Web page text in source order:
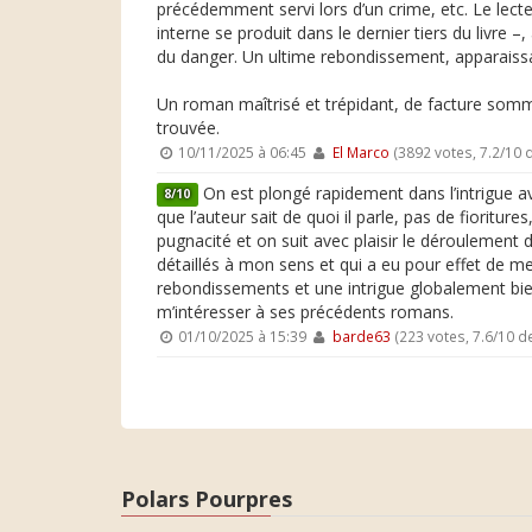
précédemment servi lors d’un crime, etc. Le
interne se produit dans le dernier tiers du livre
du danger. Un ultime rebondissement,
Un roman maîtrisé et trépidant, de facture
trouvée.
10/11/2025 à 06:45 El Marco (3892 votes, 7.2/10
8/10 On est plongé rapidement dans l’intrigue
que l’auteur sait de quoi il parle, pas de
pugnacité et on suit avec plaisir le déroulement
détaillés à mon sens et qui a eu pour effet de
rebondissements et une intrigue globalement
m’intéresser à ses précédents romans.
01/10/2025 à 15:39 barde63 (223 votes, 7.6/10
Polars Pourpres